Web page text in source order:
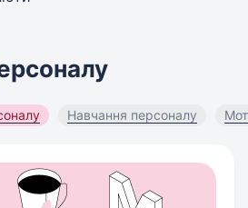
Навчання персоналу